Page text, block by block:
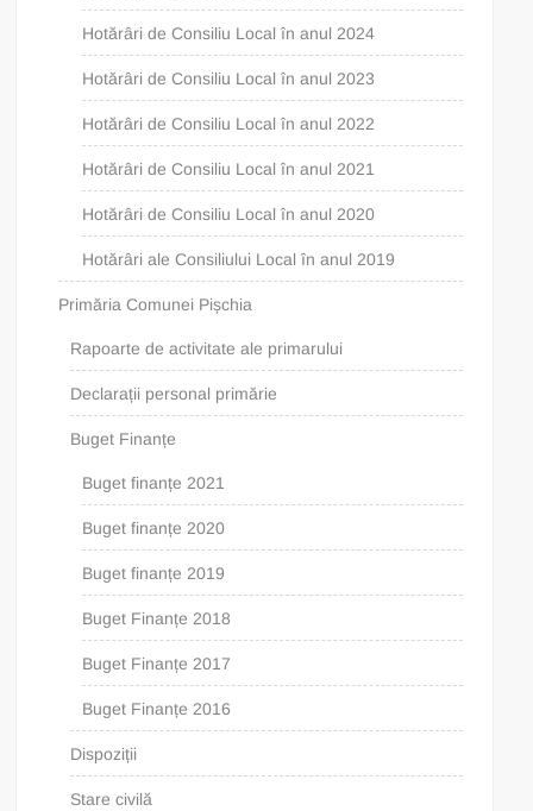
Hotărâri de Consiliu Local în anul 2024
Hotărâri de Consiliu Local în anul 2023
Hotărâri de Consiliu Local în anul 2022
Hotărâri de Consiliu Local în anul 2021
Hotărâri de Consiliu Local în anul 2020
Hotărâri ale Consiliului Local în anul 2019
Primăria Comunei Pișchia
Rapoarte de activitate ale primarului
Declarații personal primărie
Buget Finanțe
Buget finanțe 2021
Buget finanțe 2020
Buget finanțe 2019
Buget Finanțe 2018
Buget Finanțe 2017
Buget Finanțe 2016
Dispoziții
Stare civilă